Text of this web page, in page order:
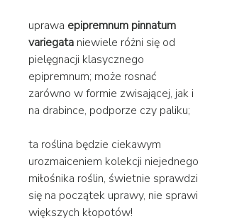
uprawa epipremnum pinnatum
variegata niewiele różni się od
pielęgnacji klasycznego
epipremnum; może rosnać
zarówno w formie zwisającej, jak i
na drabince, podporze czy paliku;
ta roślina będzie ciekawym
urozmaiceniem kolekcji niejednego
miłośnika roślin, świetnie sprawdzi
się na początek uprawy, nie sprawi
większych kłopotów!